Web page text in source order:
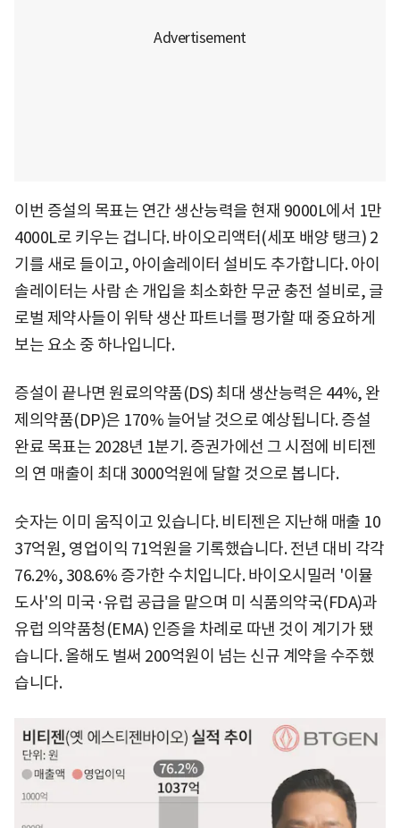
이번 증설의 목표는 연간 생산능력을 현재 9000L에서 1만
4000L로 키우는 겁니다. 바이오리액터(세포 배양 탱크) 2
기를 새로 들이고, 아이솔레이터 설비도 추가합니다. 아이
솔레이터는 사람 손 개입을 최소화한 무균 충전 설비로, 글
로벌 제약사들이 위탁 생산 파트너를 평가할 때 중요하게
보는 요소 중 하나입니다.
증설이 끝나면 원료의약품(DS) 최대 생산능력은 44%, 완
제의약품(DP)은 170% 늘어날 것으로 예상됩니다. 증설
완료 목표는 2028년 1분기. 증권가에선 그 시점에 비티젠
의 연 매출이 최대 3000억원에 달할 것으로 봅니다.
숫자는 이미 움직이고 있습니다. 비티젠은 지난해 매출 10
37억원, 영업이익 71억원을 기록했습니다. 전년 대비 각각
76.2%, 308.6% 증가한 수치입니다. 바이오시밀러 '이뮬
도사'의 미국·유럽 공급을 맡으며 미 식품의약국(FDA)과
유럽 의약품청(EMA) 인증을 차례로 따낸 것이 계기가 됐
습니다. 올해도 벌써 200억원이 넘는 신규 계약을 수주했
습니다.